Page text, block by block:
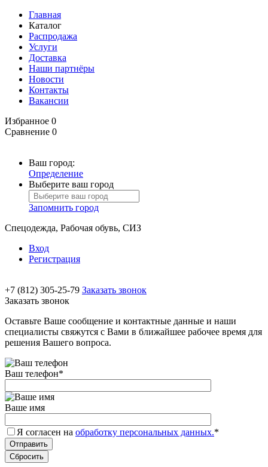
Главная
Каталог
Распродажа
Услуги
Доставка
Наши партнёры
Новости
Контакты
Вакансии
Избранное 0
Сравнение 0
Ваш город:
Определение
Выберите ваш город
Запомнить город
Спецодежда, Рабочая обувь, СИЗ
Вход
Регистрация
+7 (812) 305-25-79 Заказать звонок
Заказать звонок
Оставьте Ваше сообщение и контактные данные и наши
специалисты свяжутся с Вами в ближайшее рабочее время для
решения Вашего вопроса.
Ваш телефон*
Ваше имя
Я согласен на обработку персональных данных.*